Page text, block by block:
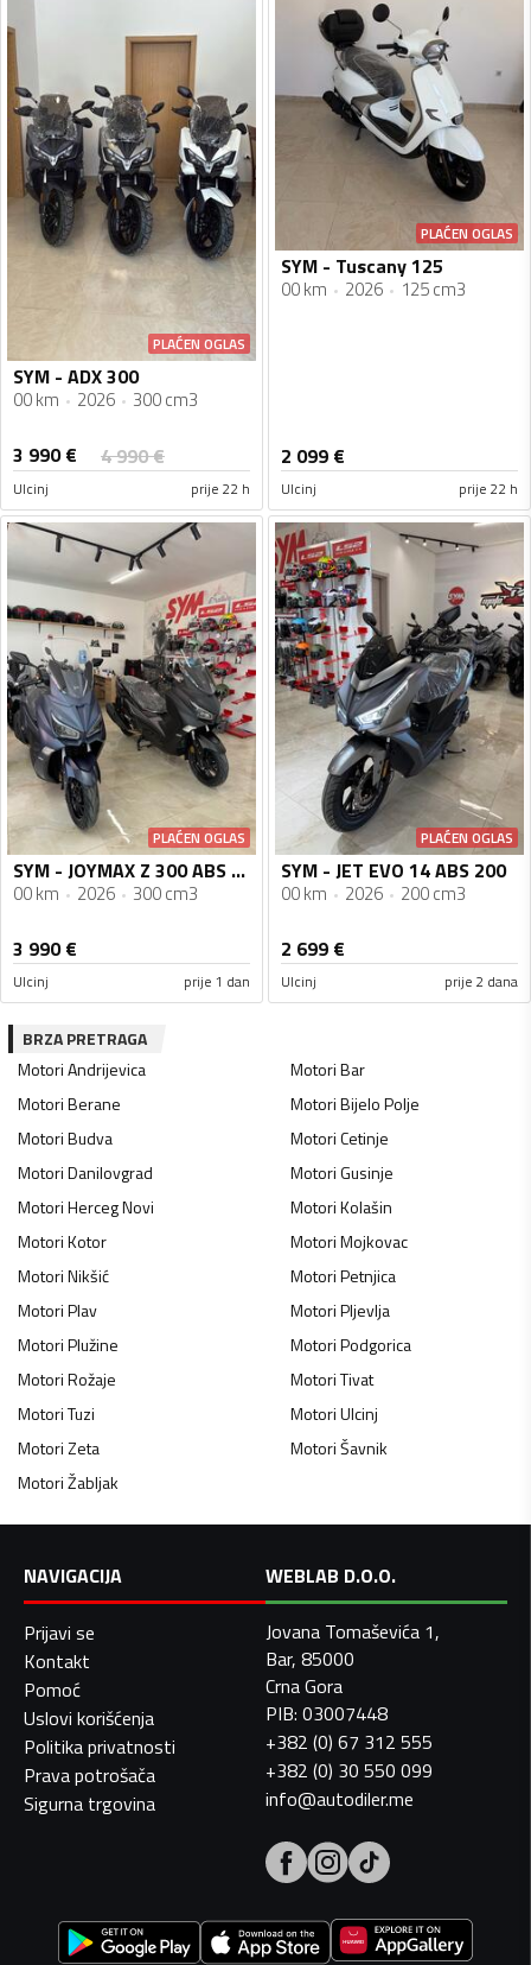
PLAĆEN OGLAS
SYM - ADX 300
00 km 2026 300 cm3
3 990€ 4 990€
Ulcinj prije 22 h
PLAĆEN OGLAS
SYM - Tuscany 125
00 km 2026 125 cm3
2 099 €
Ulcinj prije 22 h
PLAĆEN OGLAS
SYM - JOYMAX Z 300 ABS TCS 2026
00 km 2026 300 cm3
3 990€
Ulcinj prije 1 dan
PLAĆEN OGLAS
SYM - JET EVO 14 ABS 200
00 km 2026 200 cm3
2 699 €
Ulcinj prije 2 dana
BRZA PRETRAGA
MotoriAndrijevica MotoriBar
MotoriBerane MotoriBijelo Polje
MotoriBudva MotoriCetinje
MotoriDanilovgrad MotoriGusinje
MotoriHerceg Novi MotoriKolašin
MotoriKotor MotoriMojkovac
MotoriNikšić MotoriPetnjica
MotoriPlav MotoriPljevlja
MotoriPlužine MotoriPodgorica
MotoriRožaje MotoriTivat
MotoriTuzi MotoriUlcinj
MotoriZeta MotoriŠavnik
MotoriŽabljak
NAVIGACIJA
Prijavi se
Kontakt
Pomoć
Uslovi korišćenja
Politika privatnosti
Prava potrošača
Sigurna trgovina
WEBLAB D.O.O.
Jovana Tomaševića 1,
Bar, 85000
Crna Gora
PIB: 03007448
+382 (0) 67 312 555
+382 (0) 30 550 099
info@autodiler.me